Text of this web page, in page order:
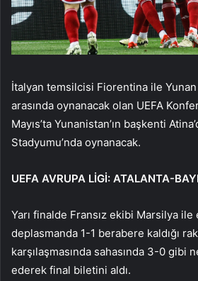
İtalyan temsilcisi Fiorentina ile
arasında oynanacak olan UEFA
Mayıs’ta Yunanistan’ın başkenti
Stadyumu’nda oynanacak.
UEFA AVRUPA LİGİ: ATALANTA-
Yarı finalde Fransız ekibi Marsilya ile
deplasmanda 1-1 berabere kaldığı
karşılaşmasında sahasında 3-0 gibi
ederek final biletini aldı.